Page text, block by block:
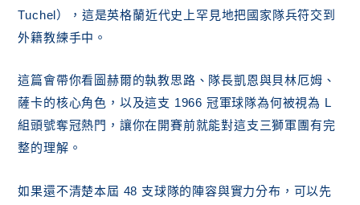
Tuchel），這是英格蘭近代史上罕見地把國家隊兵符交到
外籍教練手中。
這篇會帶你看圖赫爾的執教思路、隊長凱恩與貝林厄姆、
薩卡的核心角色，以及這支 1966 冠軍球隊為何被視為 L
組頭號奪冠熱門，讓你在開賽前就能對這支三獅軍團有完
整的理解。
如果還不清楚本屆 48 支球隊的陣容與實力分布，可以先